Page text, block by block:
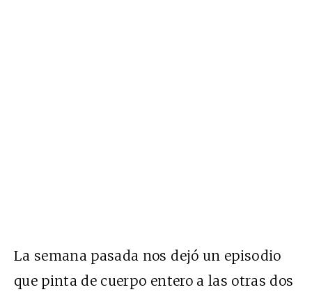
La semana pasada nos dejó un episodio
que pinta de cuerpo entero a las otras dos